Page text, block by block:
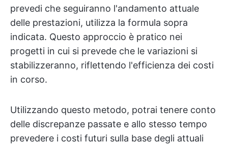
prevedi che seguiranno l'andamento attuale
delle prestazioni, utilizza la formula sopra
indicata. Questo approccio è pratico nei
progetti in cui si prevede che le variazioni si
stabilizzeranno, riflettendo l'efficienza dei costi
in corso.
Utilizzando questo metodo, potrai tenere conto
delle discrepanze passate e allo stesso tempo
prevedere i costi futuri sulla base degli attuali